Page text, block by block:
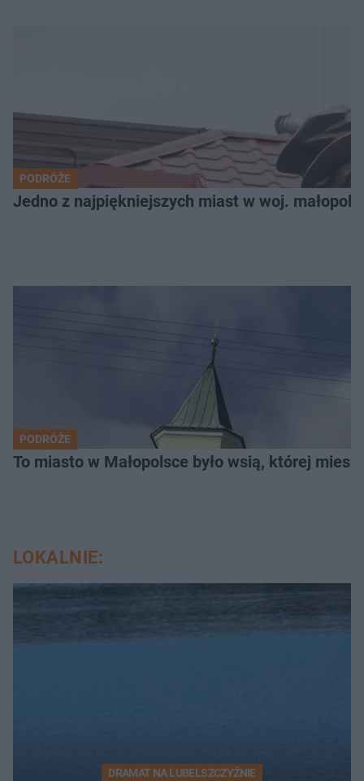
PODRÓŻE
Jedno z najpiękniejszych miast w woj.
PODRÓŻE
To miasto w Małopolsce było wsią, której
LOKALNIE:
DRAMAT NA LUBELSZCZYŹNIE